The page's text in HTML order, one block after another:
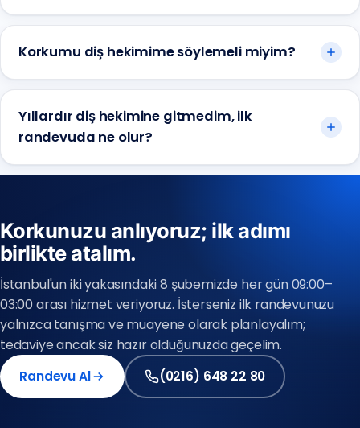
Korkumu diş hekimime söylemeli miyim?
Yıllardır diş hekimine gitmedim, ilk
randevuda ne olur?
Korkunuzu anlıyoruz; ilk adımı
birlikte atalım.
İstanbul'un iki yakasındaki 8 şubemizde her gün 09:00–
03:00 arası hizmet veriyoruz. İsterseniz ilk randevunuzu
yalnızca tanışma ve muayene olarak planlayalım;
tedaviye ancak siz hazır olduğunuzda geçelim.
Randevu Al
(0216) 648 22 80
Avrupa Yakası
(0212) 909 88 80